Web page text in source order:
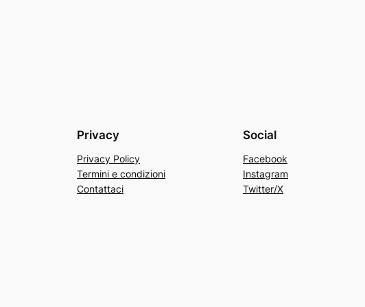
Privacy
Privacy Policy
Termini e condizioni
Contattaci
Social
Facebook
Instagram
Twitter/X